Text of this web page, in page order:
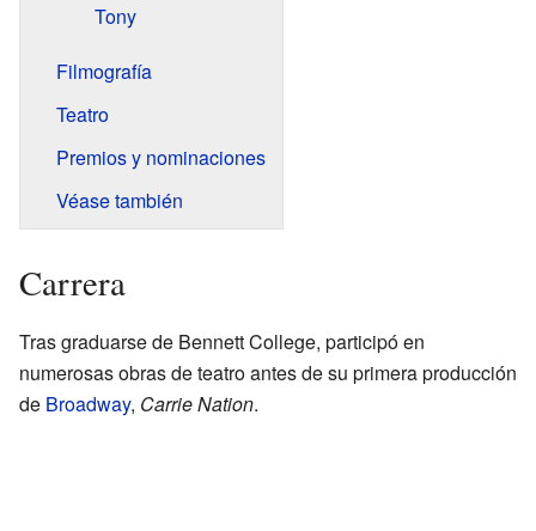
Tony
Filmografía
Teatro
Premios y nominaciones
Véase también
Carrera
Tras graduarse de Bennett College, participó en
numerosas obras de teatro antes de su primera producción
de Broadway, Carrie Nation.